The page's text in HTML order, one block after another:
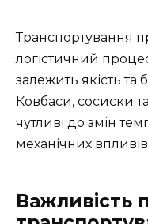
Транспортування
логістичний
залежить якість та
Ковбаси, сосиски
чутливі до змін
механічних
Важливість